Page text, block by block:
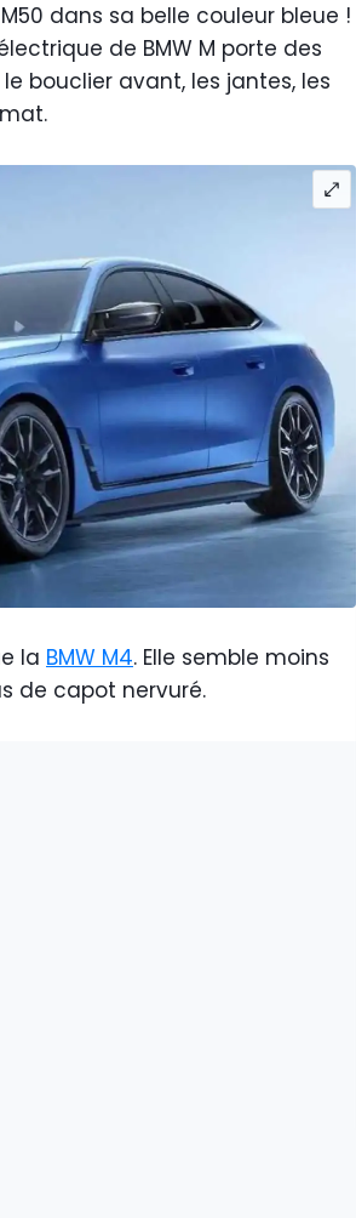
dans sa belle couleur bleue !
de BMW M porte des
bouclier avant, les jantes, les
la BMW M4. Elle semble moins
de capot nervuré.